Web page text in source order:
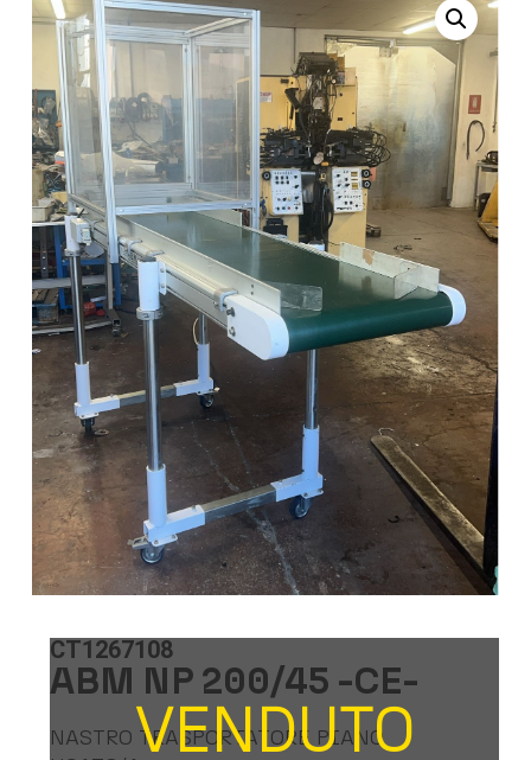
VENDUTO
CT1267108
ABM NP 200/45 -CE-
NASTRO TRASPORTATORE PIANO